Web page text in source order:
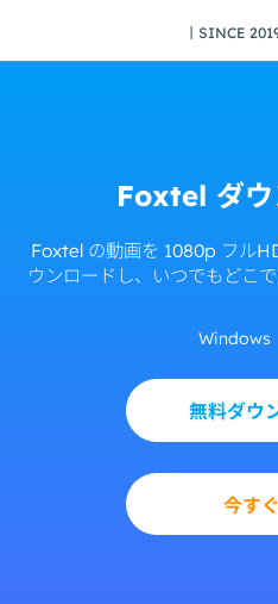
丨SINCE
Foxtel ダウ
Foxtel の動画を 1080p フル
ウンロードし、いつでもどこ
Windows
無料ダウ
今す